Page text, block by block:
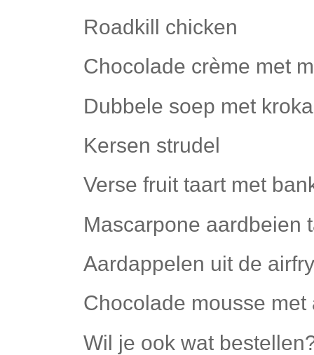
Roadkill chicken
Chocolade crème met
Dubbele soep met
Kersen strudel
Verse fruit taart met
Mascarpone aardbeien
Aardappelen uit de
Chocolade mousse met
Wil je ook wat